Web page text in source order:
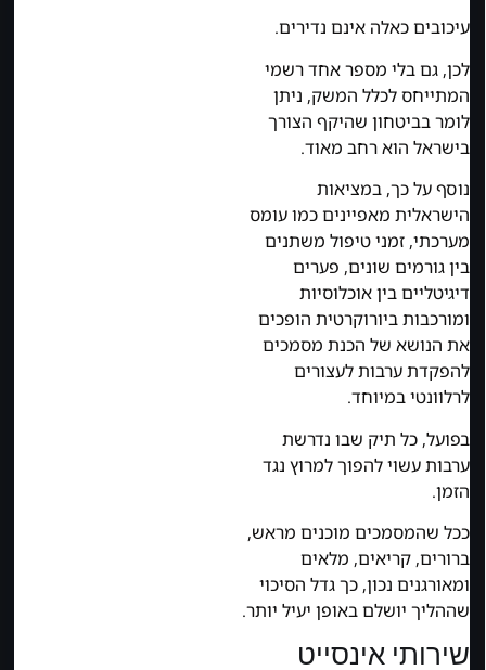
עיכובים כאלה אינם נדירים.
לכן, גם בלי מספר אחד רשמי
המתייחס לכלל המשק, ניתן
לומר בביטחון שהיקף הצורך
בישראל הוא רחב מאוד.
נוסף על כך, במציאות
הישראלית מאפיינים כמו עומס
מערכתי, זמני טיפול משתנים
בין גורמים שונים, פערים
דיגיטליים בין אוכלוסיות
ומורכבות ביורוקרטית הופכים
את הנושא של הכנת מסמכים
להפקדת ערבות לעצורים
לרלוונטי במיוחד.
בפועל, כל תיק שבו נדרשת
ערבות עשוי להפוך למרוץ נגד
הזמן.
ככל שהמסמכים מוכנים מראש,
ברורים, קריאים, מלאים
ומאורגנים נכון, כך גדל הסיכוי
שההליך יושלם באופן יעיל יותר.
שירותי אינסייט